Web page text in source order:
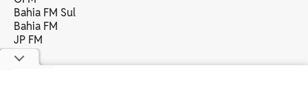
Bahia FM Sul
Bahia FM
JP FM